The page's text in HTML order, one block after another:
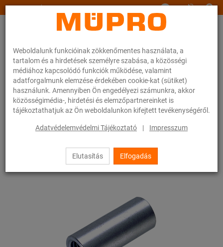
Weboldalunk funkcióinak zökkenőmentes használata, a
tartalom és a hirdetések személyre szabása, a közösségi
médiához kapcsolódó funkciók működése, valamint
adatforgalmunk elemzése érdekében cookie-kat (sütiket)
használunk. Amennyiben Ön engedélyezi számunkra, akkor
közösségimédia-, hirdetési és elemzőpartnereinket is
tájékoztathatjuk az Ön weboldalunkon kifejtett tevékenységéről.
Adatvédelemvédelmi Tájékoztató | Impresszum
Elutasítás Elfogadás
www.muepro.hu
Webáruhàz Rögzítéstechnika Szerelési anyagok Menetes toldó
18 / 83